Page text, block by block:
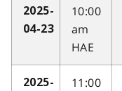
2025-
04-23
10:00
am
HAE
2025-
11:00